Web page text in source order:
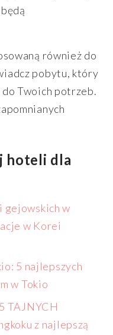
również do
pobytu, który
Twoich potrzeb.
hoteli dla
gejowskich w
w Korei
5 najlepszych
w Tokio
TAJNYCH
z najlepszą